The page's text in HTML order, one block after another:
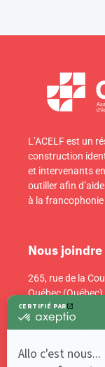
L’ACELF est un
construction
et intervenants
outiller afin
à la francophonie
Nous joindre
265, rue de la
Québec (Québec)
Canada G1K 6E1
info@acelf.ca
Téléphone : 418